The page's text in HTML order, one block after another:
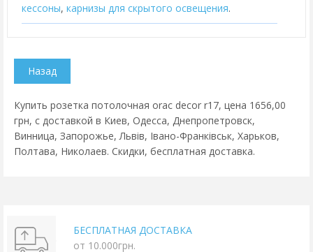
кессоны, карнизы для скрытого освещения.
Купить розетка потолочная orac decor r17, цена 1656,00
грн, с доставкой в Киев, Одесса, Днепропетровск,
Винница, Запорожье, Львів, Івано-Франківськ, Харьков,
Полтава, Николаев. Скидки, бесплатная доставка.
БЕСПЛАТНАЯ ДОСТАВКА
от 10.000грн.